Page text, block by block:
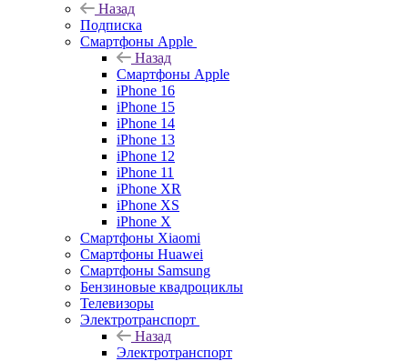
Назад
Подписка
Смартфоны Apple
Назад
Смартфоны Apple
iPhone 16
iPhone 15
iPhone 14
iPhone 13
iPhone 12
iPhone 11
iPhone XR
iPhone XS
iPhone X
Смартфоны Xiaomi
Смартфоны Huawei
Смартфоны Samsung
Бензиновые квадроциклы
Телевизоры
Электротранспорт
Назад
Электротранспорт